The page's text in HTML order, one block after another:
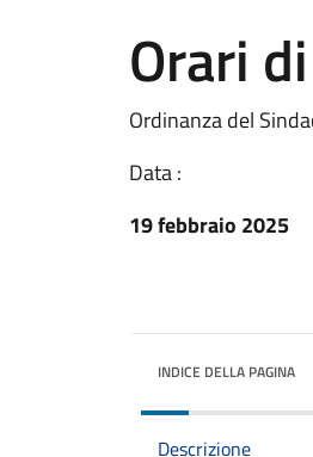
Orari
Ordinanza del
Data :
19 febbraio 2025
INDICE DELLA PAGINA
Descrizione